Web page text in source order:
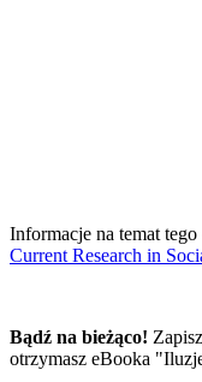
Informacje na temat
Current Research in
Bądź na bieżąco!
otrzymasz eBooka